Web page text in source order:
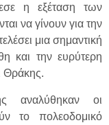
η εξέταση των
να γίνουν για την
μια σημαντική
και την ευρύτερη
Θράκης.
αναλύθηκαν οι
το πολεοδομικό